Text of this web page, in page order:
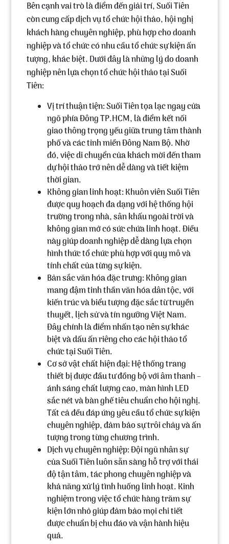
Bên cạnh vai trò là điểm đến giải trí, Suối Tiên
còn cung cấp dịch vụ tổ chức hội thảo, hội nghị
khách hàng chuyên nghiệp, phù hợp cho doanh
nghiệp và tổ chức có nhu cầu tổ chức sự kiện ấn
tượng, khác biệt. Dưới đây là những lý do doanh
nghiệp nên lựa chọn tổ chức hội thảo tại Suối
Tiên:
Vị trí thuận tiện:Suối Tiên tọa lạc ngay cửa
ngõ phía Đông TP.HCM, là điểm kết nối
giao thông trọng yếu giữa trung tâm thành
phố và các tỉnh miền Đông Nam Bộ. Nhờ
đó, việc di chuyển của khách mời đến tham
dự hội thảo trở nên dễ dàng và tiết kiệm
thời gian.
Không gian linh hoạt:Khuôn viên Suối Tiên
được quy hoạch đa dạng với hệ thống hội
trường trong nhà, sân khấu ngoài trời và
không gian mở có sức chứa linh hoạt. Điều
này giúp doanh nghiệp dễ dàng lựa chọn
hình thức tổ chức phù hợp với quy mô và
tính chất của từng sự kiện.
Bản sắc văn hóa đặc trưng:Không gian
mang đậm tinh thần văn hóa dân tộc, với
kiến trúc và biểu tượng đặc sắc từ truyền
thuyết, lịch sử và tín ngưỡng Việt Nam.
Đây chính là điểm nhấn tạo nên sự khác
biệt và dấu ấn riêng cho các hội thảo tổ
chức tại Suối Tiên.
Cơ sở vật chất hiện đại:Hệ thống trang
thiết bị được đầu tư đồng bộ với âm thanh –
ánh sáng chất lượng cao, màn hình LED
sắc nét và bàn ghế tiêu chuẩn cho hội nghị.
Tất cả đều đáp ứng yêu cầu tổ chức sự kiện
chuyên nghiệp, đảm bảo sự trôi chảy và ấn
tượng trong từng chương trình.
Dịch vụ chuyên nghiệp:Đội ngũ nhân sự
của Suối Tiên luôn sẵn sàng hỗ trợ với thái
độ tận tâm, tác phong chuyên nghiệp và
khả năng xử lý tình huống linh hoạt. Kinh
nghiệm trong việc tổ chức hàng trăm sự
kiện lớn nhỏ giúp đảm bảo mọi chi tiết
được chuẩn bị chu đáo và vận hành hiệu
quả.